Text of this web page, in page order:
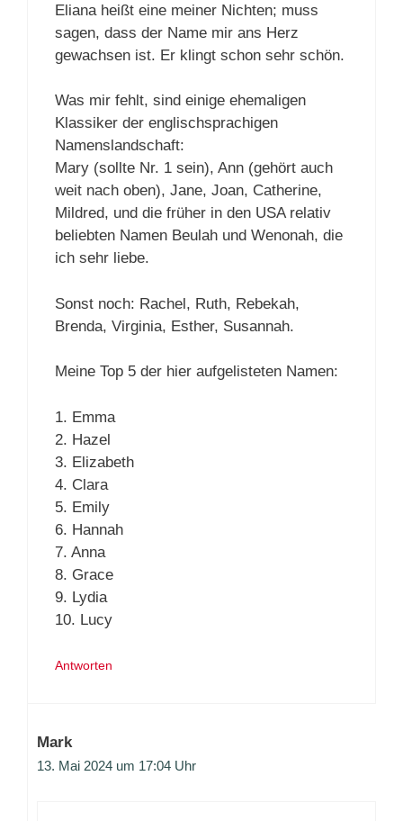
Eliana heißt eine meiner Nichten; muss
sagen, dass der Name mir ans Herz
gewachsen ist. Er klingt schon sehr schön.
Was mir fehlt, sind einige ehemaligen
Klassiker der englischsprachigen
Namenslandschaft:
Mary (sollte Nr. 1 sein), Ann (gehört auch
weit nach oben), Jane, Joan, Catherine,
Mildred, und die früher in den USA relativ
beliebten Namen Beulah und Wenonah, die
ich sehr liebe.
Sonst noch: Rachel, Ruth, Rebekah,
Brenda, Virginia, Esther, Susannah.
Meine Top 5 der hier aufgelisteten Namen:
1. Emma
2. Hazel
3. Elizabeth
4. Clara
5. Emily
6. Hannah
7. Anna
8. Grace
9. Lydia
10. Lucy
Antworten
Mark
13. Mai 2024 um 17:04 Uhr